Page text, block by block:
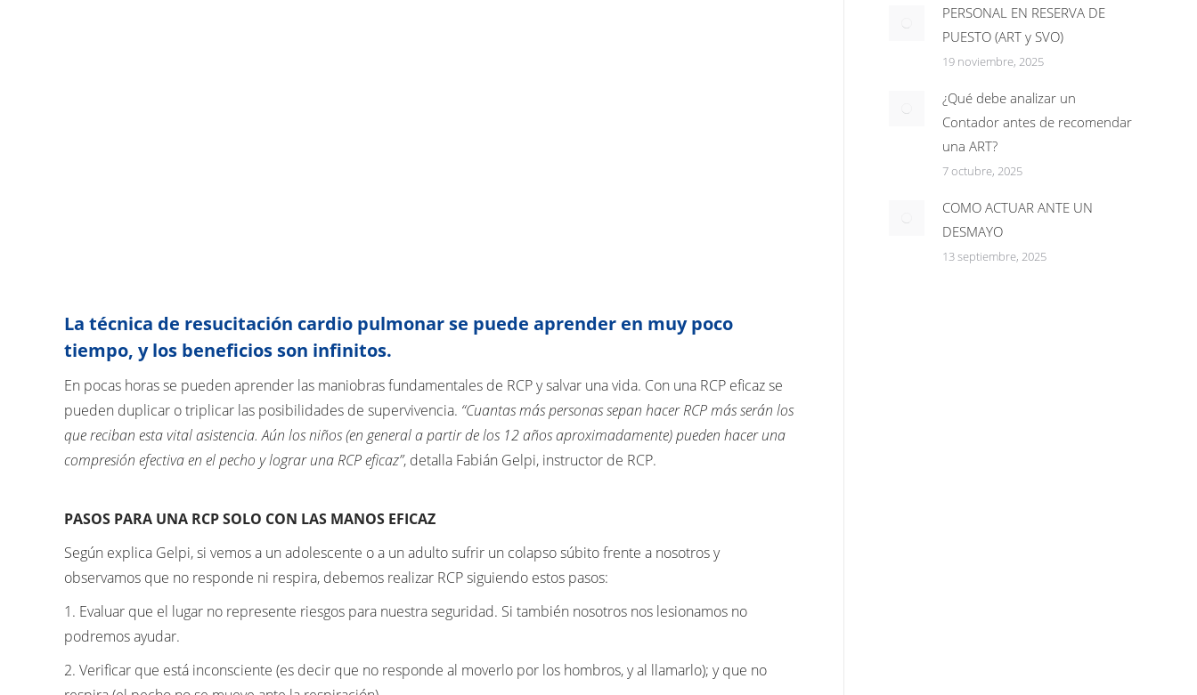
La técnica de resucitación cardio pulmonar se puede aprender en muy poco
tiempo, y los beneficios son infinitos.
En pocas horas se pueden aprender las maniobras fundamentales de RCP y salvar una vida. Con una RCP eficaz se
pueden duplicar o triplicar las posibilidades de supervivencia. “Cuantas más personas sepan hacer RCP más serán los
que reciban esta vital asistencia. Aún los niños (en general a partir de los 12 años aproximadamente) pueden hacer una
compresión efectiva en el pecho y lograr una RCP eficaz”, detalla Fabián Gelpi, instructor de RCP.
PASOS PARA UNA RCP SOLO CON LAS MANOS EFICAZ
Según explica Gelpi, si vemos a un adolescente o a un adulto sufrir un colapso súbito frente a nosotros y
observamos que no responde ni respira, debemos realizar RCP siguiendo estos pasos:
1. Evaluar que el lugar no represente riesgos para nuestra seguridad. Si también nosotros nos lesionamos no
podremos ayudar.
2. Verificar que está inconsciente (es decir que no responde al moverlo por los hombros, y al llamarlo); y que no
PERSONAL EN RESERVA DE
PUESTO (ART y SVO)
19 noviembre, 2025
¿Qué debe analizar un
Contador antes de recomendar
una ART?
7 octubre, 2025
COMO ACTUAR ANTE UN
DESMAYO
13 septiembre, 2025